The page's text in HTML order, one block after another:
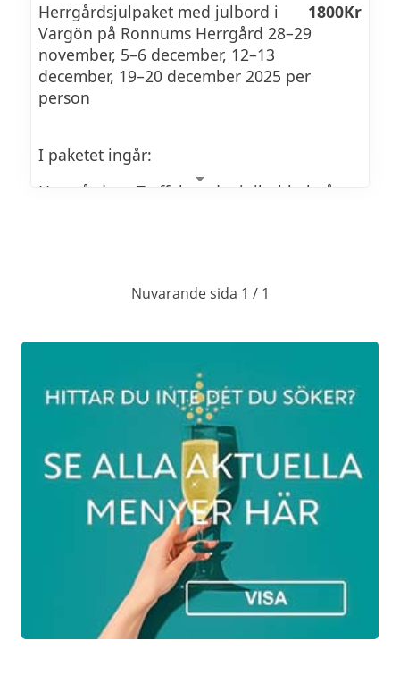
Herrgårdsjulpaket med julbord i
Vargön på Ronnums Herrgård 28–29
november, 5–6 december, 12–13
december, 19–20 december 2025 per
person
1800Kr
I paketet ingår:
Herrgårdens Tryffel med minibubbel på
Julbord (exkl. dryck)
uppvärmd sittpool utomhus
Badrock och tofflor till låns
Kostnadsfri parkering precis utanför
herrgården
Nuvarande sida 1 / 1